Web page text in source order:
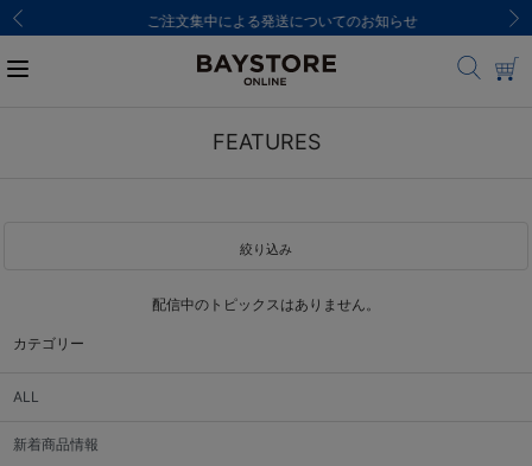
ご注文集中による発送についてのお知らせ
カテゴリー
ALL
新着商品情報
FEATURES
絞り込み
配信中のトピックスはありません。